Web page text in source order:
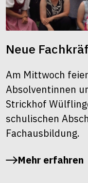
Neue
Am Mittwoch
Absolventinnen
Strickhof
schulischen
Fachausbildung.
Mehr erfahren